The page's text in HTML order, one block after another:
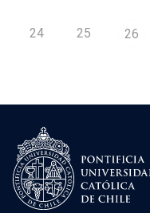
24 25 26